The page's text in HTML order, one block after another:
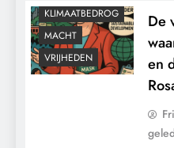
KLIMAATBEDROG
MACHT
VRIJHEDEN
De
en